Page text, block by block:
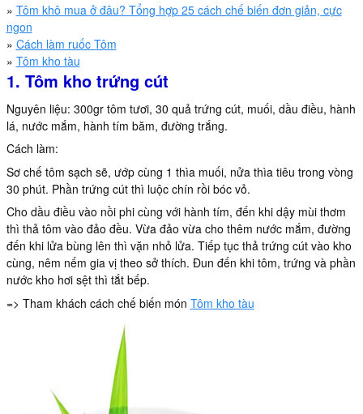
» Tôm khô mua ở đâu? Tổng hợp 25 cách chế biến đơn giản, cực
ngon
» Cách làm ruốc Tôm
» Tôm kho tàu
1. Tôm kho trứng cút
Nguyên liệu: 300gr tôm tươi, 30 quả trứng cút, muối, dầu điều, hành
lá, nước mắm, hành tím băm, đường trắng.
Cách làm:
Sơ chế tôm sạch sẽ, ướp cùng 1 thìa muối, nửa thìa tiêu trong vòng
30 phút. Phần trứng cút thì luộc chín rồi bóc vỏ.
Cho dầu điều vào nồi phi cùng với hành tím, đến khi dậy mùi thơm
thì thả tôm vào đảo đều. Vừa đảo vừa cho thêm nước mắm, đường
đến khi lửa bùng lên thì vặn nhỏ lửa. Tiếp tục thả trứng cút vào kho
cùng, nêm nếm gia vị theo sở thích. Đun đến khi tôm, trứng và phần
nước kho hơi sệt thì tắt bếp.
=> Tham khách cách chế biến món Tôm kho tàu